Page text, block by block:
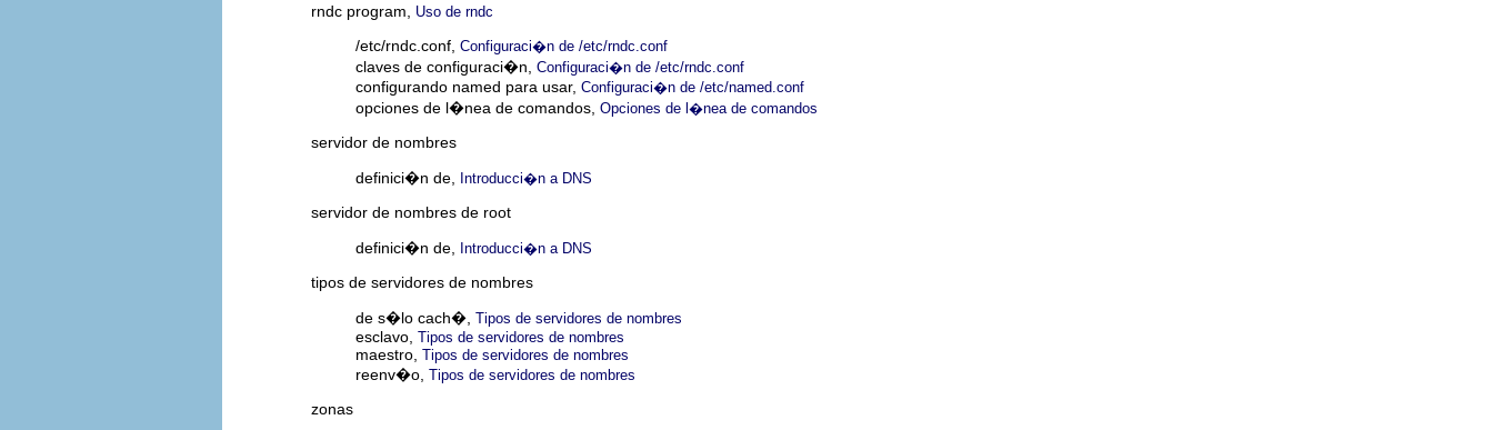
rndc program, Uso de rndc
/etc/rndc.conf, Configuraci�n de /etc/rndc.conf
claves de configuraci�n, Configuraci�n de /etc/rndc.conf
configurando named para usar, Configuraci�n de /etc/named.conf
opciones de l�nea de comandos, Opciones de l�nea de comandos
servidor de nombres
definici�n de, Introducci�n a DNS
servidor de nombres de root
definici�n de, Introducci�n a DNS
tipos de servidores de nombres
de s�lo cach�, Tipos de servidores de nombres
esclavo, Tipos de servidores de nombres
maestro, Tipos de servidores de nombres
reenv�o, Tipos de servidores de nombres
zonas